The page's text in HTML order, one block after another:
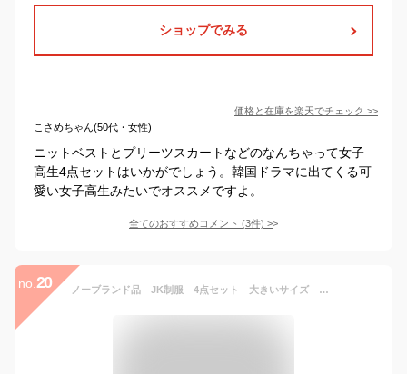
ショップでみる
価格と在庫を楽天でチェック >>
こさめちゃん(50代・女性)
ニットベストとプリーツスカートなどのなんちゃって女子
高生4点セットはいかがでしょう。韓国ドラマに出てくる可
愛い女子高生みたいでオススメですよ。
全てのおすすめコメント (3件) >
no. 20 ノーブランド品 JK制服 4点セット 大きいサイズ 女子高生 学校制服 春秋冬用 スクール仮装 コスチューム JKコスプレ クラスの服 學院風 イギリス風 高校制服 (S, 4点セット(グレー・カーディガン＋綿・シャツ＋チェック柄スカート＋リボン))